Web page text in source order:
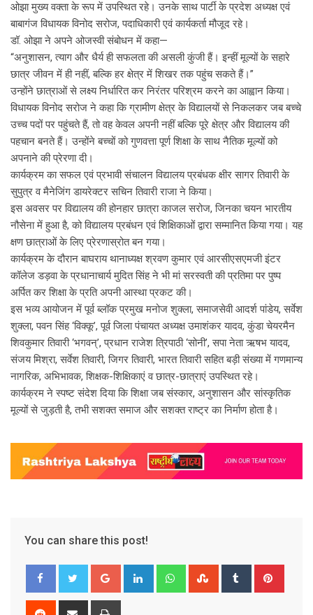
ओझा मुख्य वक्ता के रूप में उपस्थित रहे। उनके साथ पार्टी के प्रदेश अध्यक्ष एवं
बाबागंज विधायक विनोद सरोज, पदाधिकारी एवं कार्यकर्ता मौजूद रहे।
डॉ. ओझा ने अपने ओजस्वी संबोधन में कहा—
“अनुशासन, त्याग और धैर्य ही सफलता की असली कुंजी हैं। इन्हीं मूल्यों के सहारे
छात्र जीवन में ही नहीं, बल्कि हर क्षेत्र में शिखर तक पहुंच सकते हैं।”
उन्होंने छात्राओं से लक्ष्य निर्धारित कर निरंतर परिश्रम करने का आह्वान किया।
विधायक विनोद सरोज ने कहा कि ग्रामीण क्षेत्र के विद्यालयों से निकलकर जब बच्चे
उच्च पदों पर पहुंचते हैं, तो वह केवल अपनी नहीं बल्कि पूरे क्षेत्र और विद्यालय की
पहचान बनते हैं। उन्होंने बच्चों को गुणवत्ता पूर्ण शिक्षा के साथ नैतिक मूल्यों को
अपनाने की प्रेरणा दी।
कार्यक्रम का सफल एवं प्रभावी संचालन विद्यालय प्रबंधक क्षीर सागर तिवारी के
सुपुत्र व मैनेजिंग डायरेक्टर सचिन तिवारी राजा ने किया।
इस अवसर पर विद्यालय की होनहार छात्रा काजल सरोज, जिनका चयन भारतीय
नौसेना में हुआ है, को विद्यालय प्रबंधन एवं शिक्षिकाओं द्वारा सम्मानित किया गया। यह
क्षण छात्राओं के लिए प्रेरणास्रोत बन गया।
कार्यक्रम के दौरान बाघराय थानाध्यक्ष श्रवण कुमार एवं आरसीएसएमजी इंटर
कॉलेज डड़वा के प्रधानाचार्य मुदित सिंह ने भी मां सरस्वती की प्रतिमा पर पुष्प
अर्पित कर शिक्षा के प्रति अपनी आस्था प्रकट की।
इस भव्य आयोजन में पूर्व ब्लॉक प्रमुख मनोज शुक्ला, समाजसेवी आदर्श पांडेय, सर्वेश
शुक्ला, पवन सिंह ‘विक्कू’, पूर्व जिला पंचायत अध्यक्ष उमाशंकर यादव, कुंडा चेयरमैन
शिवकुमार तिवारी ‘भगवन्’, प्रधान राजेश त्रिपाठी ‘सोनी’, सपा नेता ऋषभ यादव,
संजय मिश्रा, सर्वेश तिवारी, जिगर तिवारी, भारत तिवारी सहित बड़ी संख्या में गणमान्य
नागरिक, अभिभावक, शिक्षक-शिक्षिकाएं व छात्र-छात्राएं उपस्थित रहे।
कार्यक्रम ने स्पष्ट संदेश दिया कि शिक्षा जब संस्कार, अनुशासन और सांस्कृतिक
मूल्यों से जुड़ती है, तभी सशक्त समाज और सशक्त राष्ट्र का निर्माण होता है।
You can share this post!
Google+ LinkedIn WhatsappStumbleUpon
Tumblr
Reddit
Share